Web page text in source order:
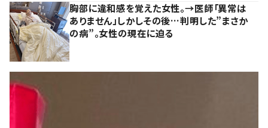
胸部に違和感を覚えた女性。→医師「異常は
ありません」しかしその後…判明した”まさか
の病”。女性の現在に迫る